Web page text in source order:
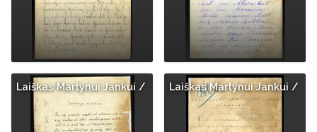
Laiškas Martynui Jankui / Laiškas Martynui Jankui /